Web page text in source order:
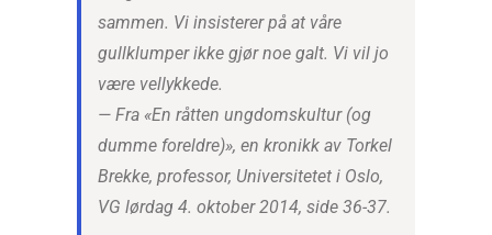
sammen. Vi insisterer på at våre
gullklumper ikke gjør noe galt. Vi vil jo
være vellykkede.
— Fra «En råtten ungdomskultur (og
dumme foreldre)», en kronikk av Torkel
Brekke, professor, Universitetet i Oslo,
VG lørdag 4. oktober 2014, side 36-37.